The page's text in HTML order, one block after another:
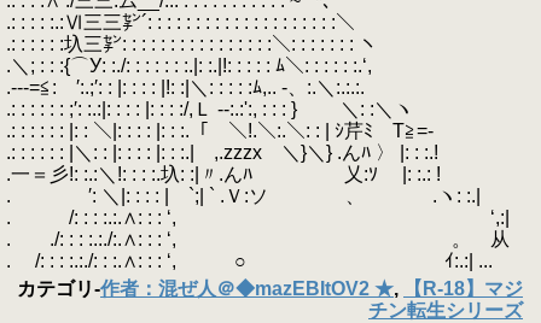
.: : : : :.:Ⅵ三三㌢´: : : : : : : : : : : : : : : : : : : :＼
.: : : : : :圦三㌢: : : : : : : : : : : : : : : :＼: : : : : : : ヽ
.＼; : : :{⌒У: :./: : : : : : :.|: :.|!: : : : : ﾑ＼: : : : : :.‘,
.--‐=≦:ゝ′:.;′: : |: : : : |!: :|＼: : : : :ﾑ,.. -、:.＼:.:.:.
.: : : : : : ;′: :.:|: : : : |: : : :/,Ｌ --:.:':, : : : } ＼: :＼ヽ
.: : : : : : |: : ＼|: : : : |: : :.「 ＼!.＼:.＼: : | ｼ芹ﾐ T≧=‐
.: : : : : : |＼: : |: : : : |: : :.| ,.zzzx ＼}＼} .んﾊ 〉 |: : :.!
.一＝彡!: :.:＼!: : : :.圦: :|〃.んﾊ 乂:ｿ |: :.: !
. ′: ＼|: : : : | `;| ` .Ｖ:ソ 、 .ヽ: :.|
. /: : : :.:.∧: : : ‘, ‘,:|
. ./: : : :.:./:.∧: : : ‘, 。 从
. /: : : :.:./: : :.∧: : : ‘, ○ ｲ:.:| ...
カテゴリ-作者：混ぜ人＠◆mazEBItOV2 ★,
【R-18】マジ
チン転生シリーズ